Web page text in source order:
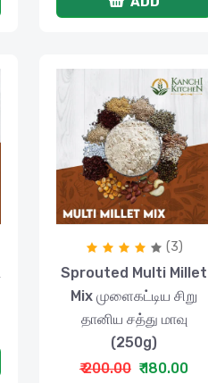
(3)
Sprouted Multi Millet
Mix முளைகட்டிய சிறு
தானிய சத்து மாவு
(250g)
₹ 200.00 ₹ 180.00